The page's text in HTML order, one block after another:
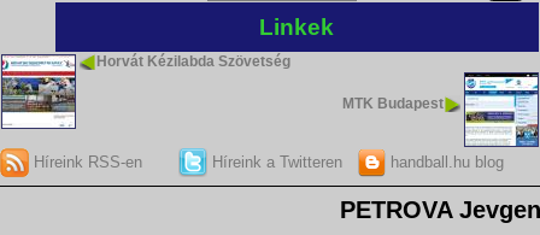
Linkek
Horvát Kézilabda Szövetség
MTK Budapest
Híreink RSS-en Híreink a Twitteren handball.hu blog
PETROVA